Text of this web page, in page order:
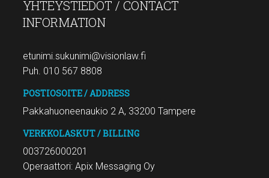
YHTEYSTIEDOT / CONTACT
INFORMATION
etunimi.sukunimi@visionlaw.fi
Puh. 010 567 8808
POSTIOSOITE / ADDRESS
Pakkahuoneenaukio 2 A, 33200 Tampere
VERKKOLASKUT / BILLING
003726000201
Operaattori: Apix Messaging Oy